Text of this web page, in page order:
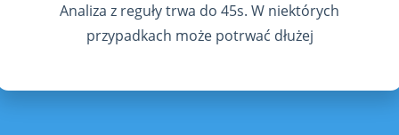
Analiza z reguły trwa do 45s. W niektórych
przypadkach może potrwać dłużej